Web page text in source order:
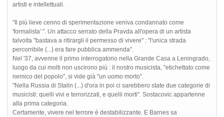
artisti e intellettuali.
"Il più lieve cenno di sperimentazione veniva condannato come
'formalista' ". Un attacco serrato della Pravda all'opera di un artista
talvolta "bastava a ritirargli il permesso di vivere" : "l'unica strada
percorribile (...) era fare pubblica ammenda".
Nel '37, avvenne il primo interrogatorio nella Grande Casa a Leningrado,
luogo da cui molti non uscirono più : il nostro musicista, "etichettato come
nemico del popolo", si vide già "un uomo morto".
"Nella Russia di Stalin (...) d'ora in poi ci sarebbero state due categorie di
musicisti: quelli vivi e terrorizzati, e quelli morti". Sostacovic appartenne
alla prima categoria.
Certamente, vivere nel terrore è destabilizzante. E Barnes sa